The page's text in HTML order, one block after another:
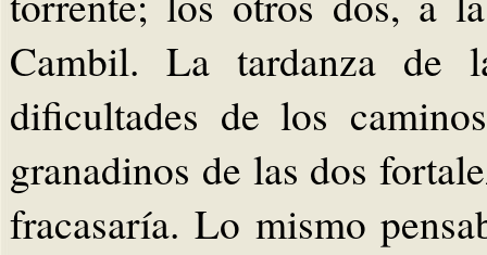
Cambil. La tardanza de
dificultades de los
granadinos de las dos
fracasaría. Lo mismo